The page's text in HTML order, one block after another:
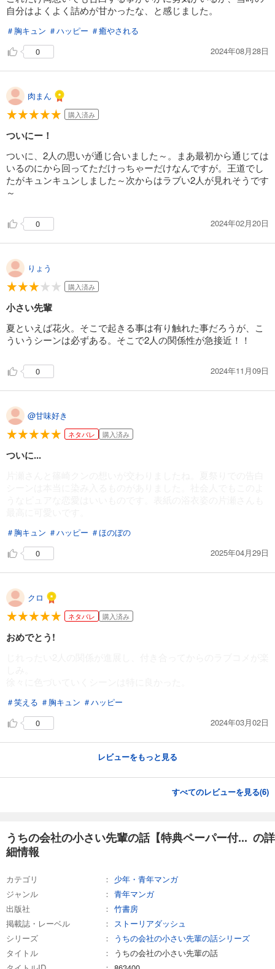
自分はよくよく詰めが甘かったな、と感じました。
＃胸キュン ＃ハッピー ＃癒やされる
0
2024年08月28日
肉まん
購入済み
ついにー！
ついに、2人の思いが通じ合いました～。まあ最初から通じては
いるのにから回ってただけっちゃーだけなんですが。王道でし
たがキュンキュンしました～次からはラブい2人が見れそうです
～
0 2024年02月20日
りょう
購入済み
小さい先輩
夏といえば花火。そこで起きる事は有り触れた事だろうが、こ
ういうシーンは必ずある。そこで2人の関係性が急接近！！
0 2024年11月09日
@甘味好き
ネタバレ 購入済み
ついに...
＃胸キュン ＃ハッピー ＃ほのぼの
0
2025年04月29日
クロ
ネタバレ 購入済み
おめでとう!
＃笑える ＃胸キュン ＃ハッピー
0
2024年03月02日
レビューをもっと見る
すべてのレビューを見る(6)
うちの会社の小さい先輩の話【特典ペーパー付... の詳
細情報
カテゴリ
少年・青年マンガ
ジャンル
青年マンガ
出版社
竹書房
掲載誌・レーベル
ストーリアダッシュ
シリーズ
うちの会社の小さい先輩の話シリーズ
タイトル
うちの会社の小さい先輩の話